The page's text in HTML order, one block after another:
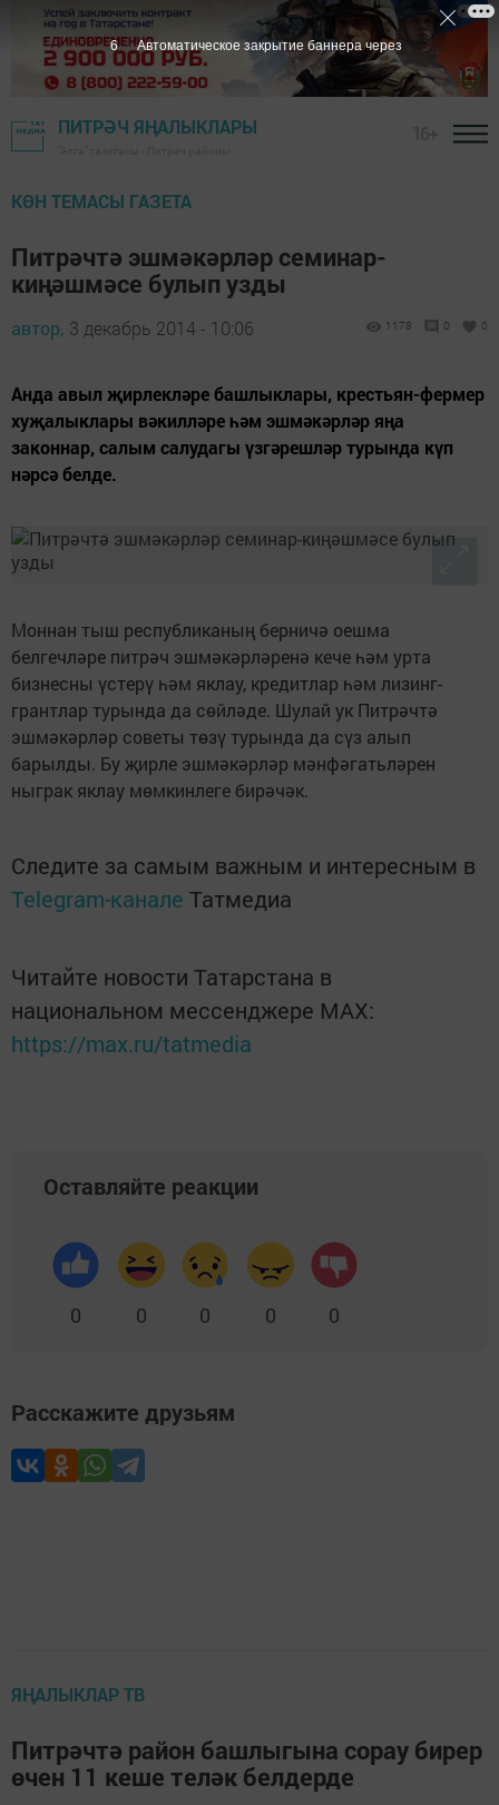
ПИТРӘЧ ЯҢАЛЫКЛАРЫ
КӨН ТЕМАСЫ ГАЗЕТА
Питрәчтә эшмәкәрләр семинар-
киңәшмәсе булып узды
автор, 3 декабрь 2014 - 10:06 1178 0 0
Анда авыл җирлекләре башлыклары, крестьян-фермер
хуҗалыклары вәкилләре һәм эшмәкәрләр яңа
законнар, салым салудагы үзгәрешләр турында күп
нәрсә белде.
Моннан тыш республиканың берничә оешма
белгечләре питрәч эшмәкәрләренә кече һәм урта
бизнесны үстерү һәм яклау, кредитлар һәм лизинг-
грантлар турында да сөйләде. Шулай ук Питрәчтә
эшмәкәрләр советы төзү турында да сүз алып
барылды. Бу җирле эшмәкәрләр мәнфәгатьләрен
ныграк яклау мөмкинлеге бирәчәк.
Следите за самым важным и интересным в
Telegram-канале Татмедиа
Читайте новости Татарстана в
национальном мессенджере MАХ:
https://max.ru/tatmedia
Оставляйте реакции
0 0 0 0 0
Расскажите друзьям
ЯҢАЛЫКЛАР ТВ
Питрәчтә район башлыгына сорау бирер
өчен 11 кеше теләк белдерде
5 Автоматическое закрытие баннера через